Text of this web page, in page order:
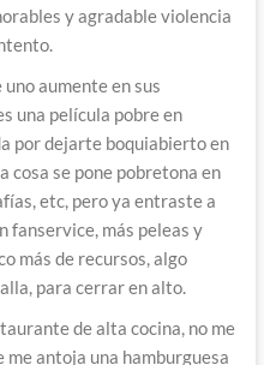
y agradable violencia
aumente en sus
una película pobre en
por dejarte boquiabierto en
cosa se pone pobretona en
etc, pero ya entraste a
fanservice, más peleas y
más de recursos, algo
para cerrar en alto.
de alta cocina, no me
antoja una hamburguesa